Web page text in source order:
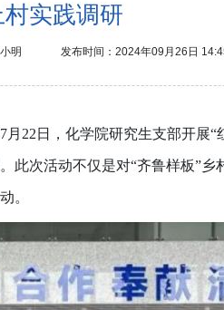
实践调研
明 发布时间：2024年09月26日
22日，化学院研究生支部开展
次活动不仅是对“齐鲁样板”
。